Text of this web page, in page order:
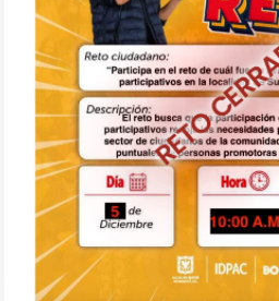
RETO
Proyectos Alcaldía
reflejan
necesidades de la
IR AL RETO